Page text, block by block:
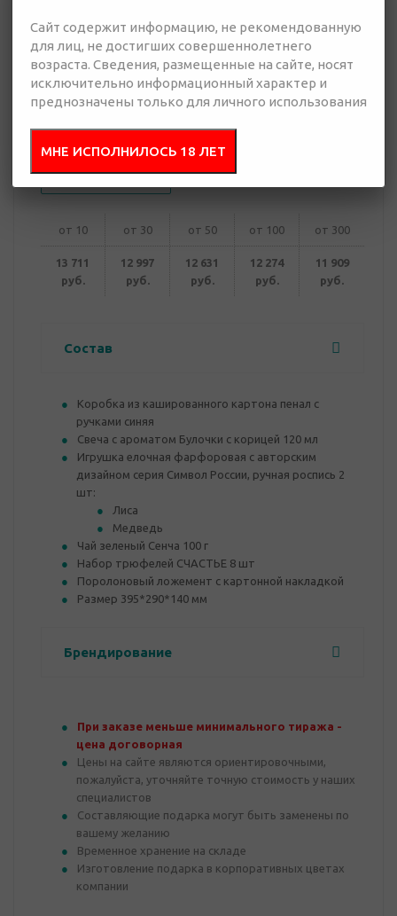
запрос
В корзину
от 10 от 30 от 50 от 100 от 300
13 711
руб.
12 997
руб.
12 631
руб.
12 274
руб.
11 909
руб.
Состав
Коробка из кашированного картона пенал с
ручками синяя
Свеча с ароматом Булочки с корицей 120 мл
Игрушка елочная фарфоровая с авторским
дизайном серия Символ России, ручная роспись 2
шт:
Лиса
Медведь
Чай зеленый Сенча 100 г
Набор трюфелей СЧАСТЬЕ 8 шт
Поролоновый ложемент с картонной накладкой
Размер 395*290*140 мм
Брендирование
При заказе меньше минимального тиража -
цена договорная
Цены на сайте являются ориентировочными,
пожалуйста, уточняйте точную стоимость у наших
специалистов
Составляющие подарка могут быть заменены по
вашему желанию
Временное хранение на складе
Изготовление подарка в корпоративных цветах
компании
Сайт содержит информацию, не рекомендованную
для лиц, не достигших совершеннолетнего
возраста. Сведения, размещенные на сайте, носят
исключительно информационный характер и
преднозначены только для личного использования
МНЕ ИСПОЛНИЛОСЬ 18 ЛЕТ